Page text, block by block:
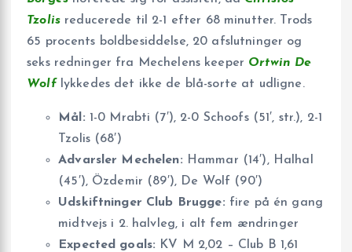
Tzolisreducerede til 2-1 efter 68 minutter. Trods
65 procents boldbesiddelse, 20 afslutninger og
seks redninger fra Mechelens keeper Ortwin De
Wolflykkedes det ikke de blå-sorte at udligne.
Mål: 1-0 Mrabti (7′), 2-0 Schoofs (51′, str.), 2-1
Tzolis (68′)
Advarsler Mechelen: Hammar (14′), Halhal
(45′), Özdemir (89′), De Wolf (90′)
Udskiftninger Club Brugge: fire på én gang
midtvejs i 2. halvleg, i alt fem ændringer
Expected goals: KV M 2,02 – Club B 1,61